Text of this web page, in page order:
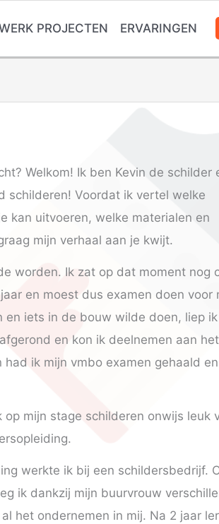
PROJECTEN ERVARINGEN
Welkom! Ik ben Kevin de schilder
schilderen! Voordat ik vertel welke
kan uitvoeren, welke materialen en
mijn verhaal aan je kwijt.
worden. Ik zat op dat moment nog
en moest dus examen doen voor
iets in de bouw wilde doen, liep
en kon ik deelnemen aan
ik mijn vmbo examen gehaald
mijn stage schilderen onwijs leuk
werkte ik bij een schildersbedrijf.
ik dankzij mijn buurvrouw
het ondernemen in mij. Na 2 jaar